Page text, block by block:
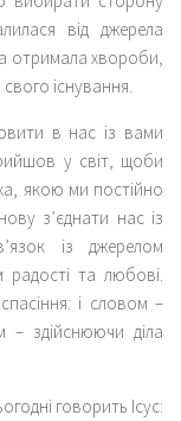
від джерела
отримала хвороби,
існування.
в нас із вами
у світ, щоби
якою ми постійно
з’єднати нас із
із джерелом
радості та любові.
і словом –
– здійснюючи діла
говорить Ісус: